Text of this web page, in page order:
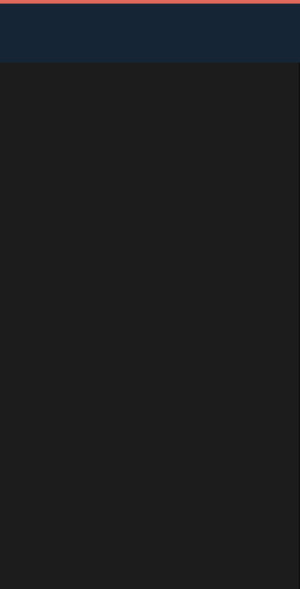
මුහුදු තීරේ ගල් මල් පිපුන යායේ මා